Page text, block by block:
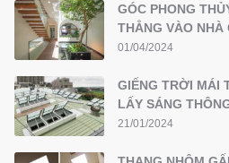
GÓC PHONG
THẲNG VÀO NHÀ
01/04/2024
GIẾNG TRỜI MÁI
LẤY SÁNG
21/01/2024